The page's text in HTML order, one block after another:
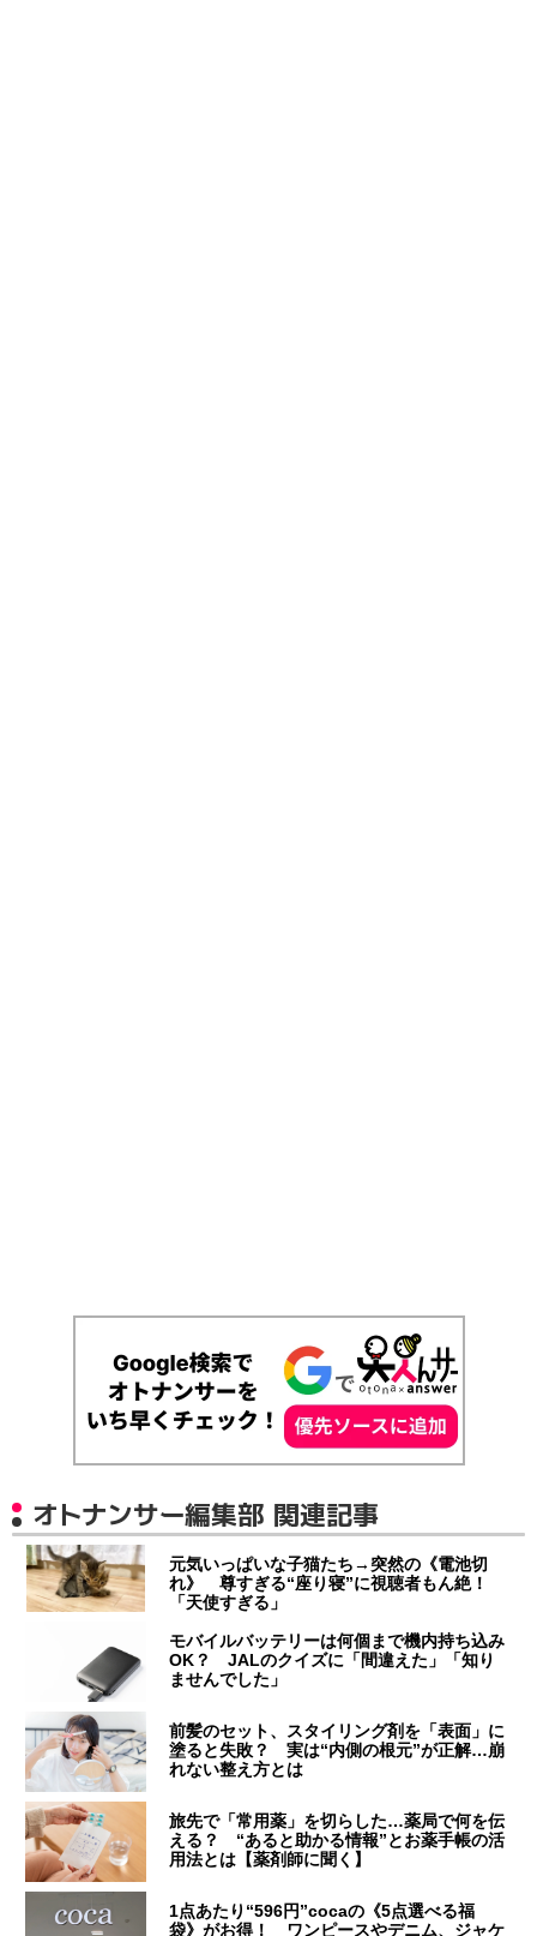
オトナンサー編集部 関連記事
元気いっぱいな子猫たち→突然の《電池切
れ》 尊すぎる“座り寝”に視聴者もん絶！
「天使すぎる」
モバイルバッテリーは何個まで機内持ち込み
OK？ JALのクイズに「間違えた」「知り
ませんでした」
前髪のセット、スタイリング剤を「表面」に
塗ると失敗？ 実は“内側の根元”が正解…崩
れない整え方とは
旅先で「常用薬」を切らした…薬局で何を伝
える？ “あると助かる情報”とお薬手帳の活
用法とは【薬剤師に聞く】
1点あたり“596円”cocaの《5点選べる福
袋》がお得！ ワンピースやデニム、ジャケ